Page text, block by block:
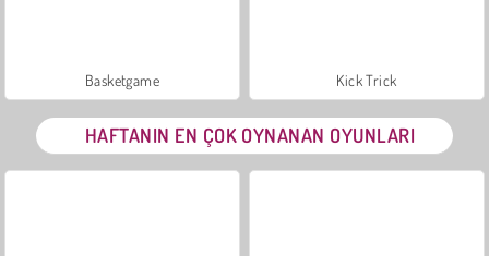
Basketgame Kick Trick
HAFTANIN EN ÇOK OYNANAN OYUNLARI